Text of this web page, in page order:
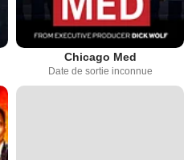
Chicago Med
Date de sortie inconnue